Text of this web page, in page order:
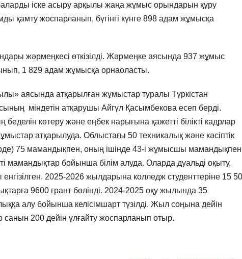
іске асыру арқылы жаңа жұмыс орындарын құру
қамту жоспарланып, бүгінгі күнге 898 адам жұмысқа
жәрмеңкесі өткізілді. Жәрмеңке аясында 937 жұмыс
1 829 адам жұмысқа орнаоласты.
аясында атқарылған жұмыстар туралы Түркістан
міндетін атқарушы Айгүл Қасымбекова есеп берді.
көтеру және еңбек нарығына қажетті білікті кадрлар
атқарылуда. Облыстағы 50 техникалық және кәсіптік
75 мамандықпен, оның ішінде 43-і жұмысшы мамандықпен
мамандықтар бойынша білім алуда. Оларда дуальді оқыту,
2025-2026 жылдарына колледж студенттеріне 15
9600 грант бөлінді. 2024-2025 оқу жылында 35
алу бойынша келісімшарт түзілді. Жыл соңына дейін
санын 200 дейін ұлғайту жоспарланып отыр.